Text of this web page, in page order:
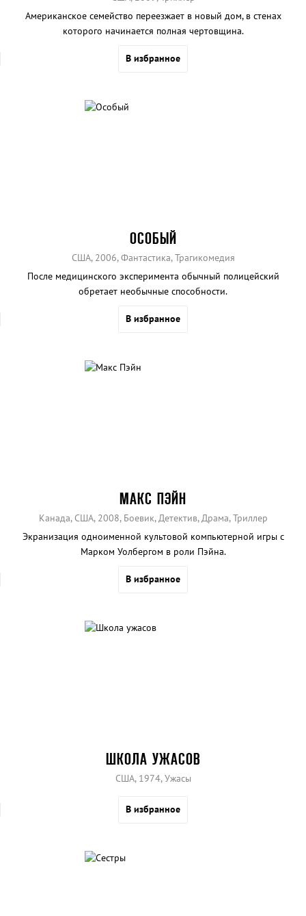
Американское семейство переезжает в новый дом, в стенах
которого начинается полная чертовщина.
В избранное
ОСОБЫЙ
США, 2006, Фантастика, Трагикомедия
После медицинского эксперимента обычный полицейский
обретает необычные способности.
В избранное
МАКС ПЭЙН
Канада, США, 2008, Боевик, Детектив, Драма, Триллер
Экранизация одноименной культовой компьютерной игры с
Марком Уолбергом в роли Пэйна.
В избранное
ШКОЛА УЖАСОВ
США, 1974, Ужасы
В избранное